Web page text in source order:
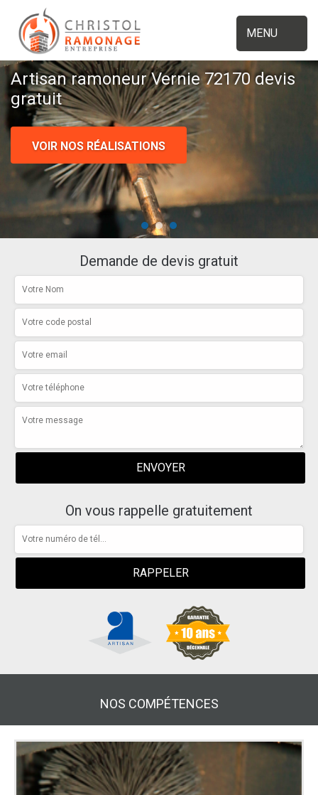
MENU
Artisan ramoneur Vernie 72170 devis
gratuit
VOIR NOS RÉALISATIONS
Demande de devis gratuit
On vous rappelle gratuitement
NOS COMPÉTENCES